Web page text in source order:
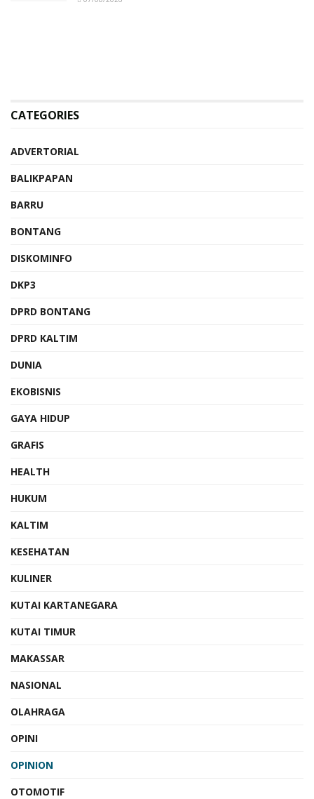
CATEGORIES
ADVERTORIAL
BALIKPAPAN
BARRU
BONTANG
DISKOMINFO
DKP3
DPRD BONTANG
DPRD KALTIM
DUNIA
EKOBISNIS
GAYA HIDUP
GRAFIS
HEALTH
HUKUM
KALTIM
KESEHATAN
KULINER
KUTAI KARTANEGARA
KUTAI TIMUR
MAKASSAR
NASIONAL
OLAHRAGA
OPINI
OPINION
OTOMOTIF